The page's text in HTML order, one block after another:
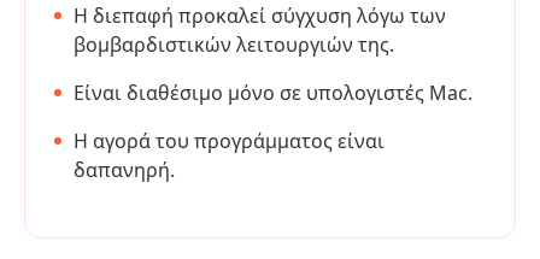
Η διεπαφή προκαλεί σύγχυση λόγω των
βομβαρδιστικών λειτουργιών της.
Είναι διαθέσιμο μόνο σε υπολογιστές Mac.
Η αγορά του προγράμματος είναι
δαπανηρή.